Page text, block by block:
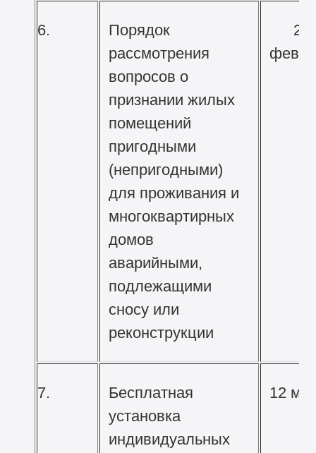
6.
Порядок
рассмотрения
вопросов о
признании жилых
помещений
пригодными
(непригодными)
для проживания и
многоквартирных
домов
аварийными,
подлежащими
сносу или
реконструкции
26
7.
Бесплатная
установка
индивидуальных
12